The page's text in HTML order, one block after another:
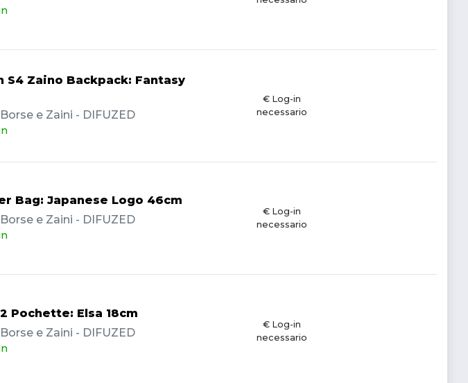
Zaino Backpack: Fantasy
e Zaini - DIFUZED
€ Log-in
necessario
Bag: Japanese Logo 46cm
e Zaini - DIFUZED
€ Log-in
necessario
Pochette: Elsa 18cm
e Zaini - DIFUZED
€ Log-in
necessario